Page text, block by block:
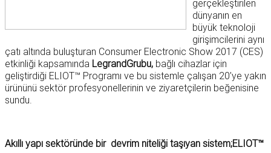
gerçekleştirilen
dünyanın en
büyük teknoloji
girişimcilerini aynı
çatı altında buluşturan Consumer Electronic Show 2017 (CES)
etkinliği kapsamında LegrandGrubu, bağlı cihazlar için
geliştirdiği ELIOT™ Programı ve bu sistemle çalışan 20’ye yakın
ürününü sektör profesyonellerinin ve ziyaretçilerin beğenisine
sundu.
Akıllı yapı sektöründe bir devrim niteliği taşıyan sistem;ELIOT™